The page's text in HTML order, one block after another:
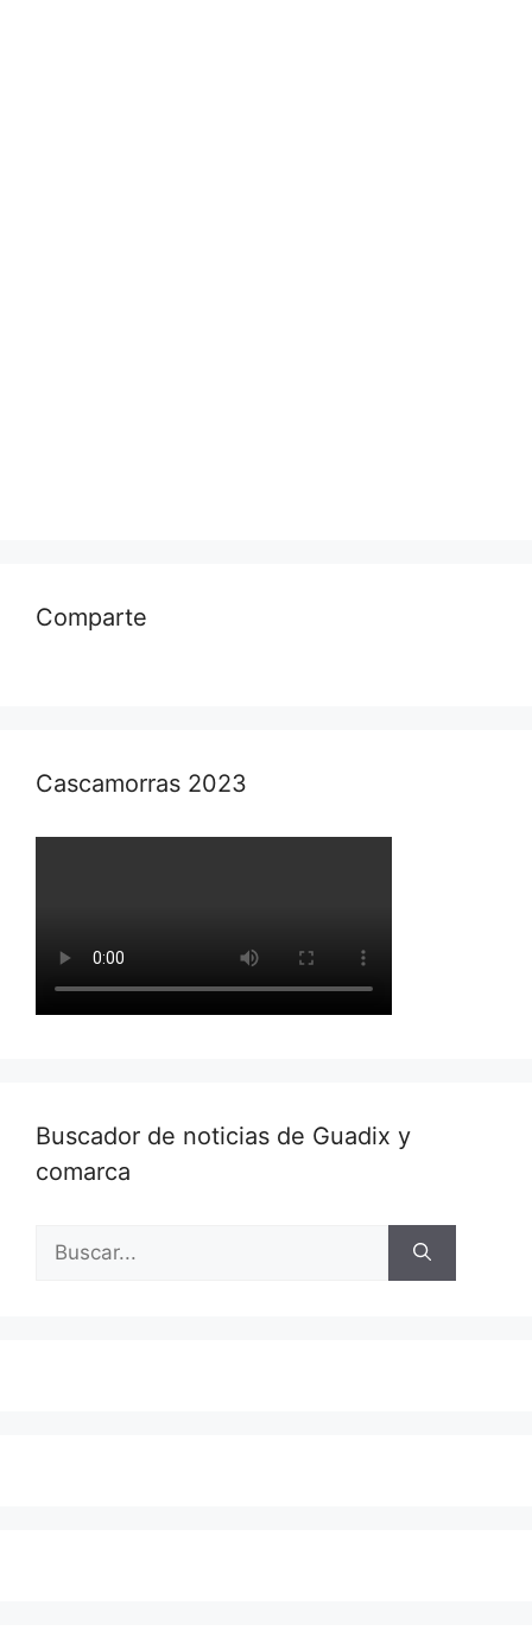
Comparte
Cascamorras 2023
Buscador de noticias de Guadix y
comarca